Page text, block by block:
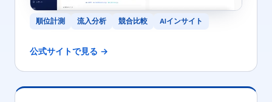
順位計測 流入分析 競合比較 AIインサイト
公式サイトで見る →